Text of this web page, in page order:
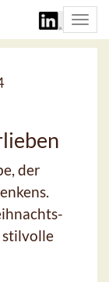
der
stilvolle